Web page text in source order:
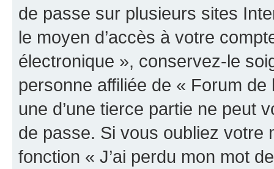
de passe sur plusieurs sites
le moyen d’accès à votre
électronique », conservez-le
personne affiliée de « Forum
une d’une tierce partie ne peut
de passe. Si vous oubliez votre
fonction « J’ai perdu mon mot